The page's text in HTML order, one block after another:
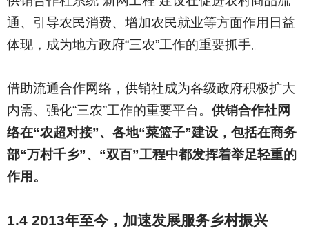
通、引导农民消费、增加农民就业等方面作用日益
体现，成为地方政府“三农”工作的重要抓手。
借助流通合作网络，供销社成为各级政府积极扩大
内需、强化“三农”工作的重要平台。 供销合作社网
络在“农超对接”、各地“菜篮子”建设，包括在商务
部“万村千乡”、“双百”工程中都发挥着举足轻重的
作用。
1.4 2013年至今，加速发展服务乡村振兴